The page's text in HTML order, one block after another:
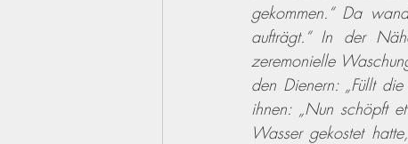
gekommen.“ Da
aufträgt.“ In der
zeremonielle
den Dienern: „Füllt
ihnen: „Nun schöpft
Wasser gekostet